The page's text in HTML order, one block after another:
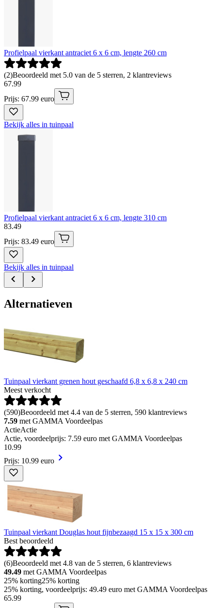
Profielpaal vierkant antraciet 6 x 6 cm, lengte 260 cm
(2)Beoordeeld met 5.0 van de 5 sterren, 2 klantreviews
67.99
Prijs: 67.99 euro
Bekijk alles in tuinpaal
Profielpaal vierkant antraciet 6 x 6 cm, lengte 310 cm
83.49
Prijs: 83.49 euro
Bekijk alles in tuinpaal
Alternatieven
Tuinpaal vierkant grenen hout geschaafd 6,8 x 6,8 x 240 cm
Meest verkocht
(590)Beoordeeld met 4.4 van de 5 sterren, 590 klantreviews
7.59 met GAMMA Voordeelpas
ActieActie
Actie, voordeelprijs: 7.59 euro met GAMMA Voordeelpas
10.99
Prijs: 10.99 euro
Tuinpaal vierkant Douglas hout fijnbezaagd 15 x 15 x 300 cm
Best beoordeeld
(6)Beoordeeld met 4.8 van de 5 sterren, 6 klantreviews
49.49 met GAMMA Voordeelpas
25% korting25% korting
25% korting, voordeelprijs: 49.49 euro met GAMMA Voordeelpas
65.99